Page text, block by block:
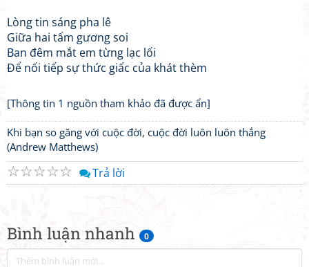
Bình luận nhanh 0
Lòng tin sáng pha lê
Giữa hai tấm gương soi
Ban đêm mắt em từng lạc lối
Để nối tiếp sự thức giấc của khát thèm
[Thông tin 1 nguồn tham khảo đã được ẩn]
Khi bạn so găng với cuộc đời, cuộc đời luôn luôn thắng
(Andrew Matthews)
☆
☆
☆
☆
☆ Trả lời